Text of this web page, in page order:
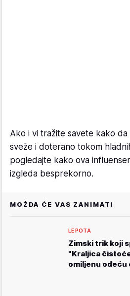
Ako i vi tražite savete kako da
sveže i doterano tokom
pogledajte kako ova
izgleda besprekorno.
MOŽDA ĆE VAS ZANIMATI
LEPOTA
Zimski trik koji
"Kraljica
omiljenu odeću